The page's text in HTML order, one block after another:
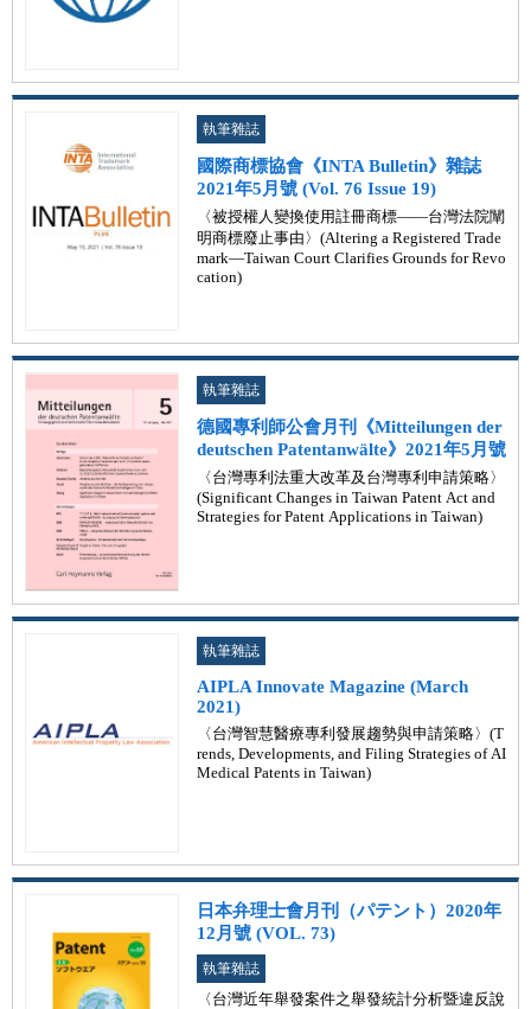
執筆雜誌
國際商標協會《INTA Bulletin》雜誌
2021年5月號 (Vol. 76 Issue 19)
〈被授權人變換使用註冊商標——台灣法院闡
明商標廢止事由〉(Altering a Registered Trade
mark—Taiwan Court Clarifies Grounds for Revo
cation)
執筆雜誌
德國專利師公會月刊《Mitteilungen der
deutschen Patentanwälte》2021年5月號
〈台灣專利法重大改革及台灣專利申請策略〉
(Significant Changes in Taiwan Patent Act and
Strategies for Patent Applications in Taiwan)
執筆雜誌
AIPLA Innovate Magazine (March
2021)
〈台灣智慧醫療專利發展趨勢與申請策略〉(T
rends, Developments, and Filing Strategies of AI
Medical Patents in Taiwan)
日本弁理士會月刊（パテント）2020年
12月號 (VOL. 73)
執筆雜誌
〈台灣近年舉發案件之舉發統計分析暨違反說